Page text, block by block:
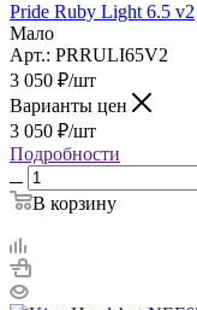
Pride Ruby Light 6.5 v2
Мало
Арт.: PRRULI65V2
3 050 ₽/шт
Варианты цен
3 050 ₽/шт
Подробности
В корзину